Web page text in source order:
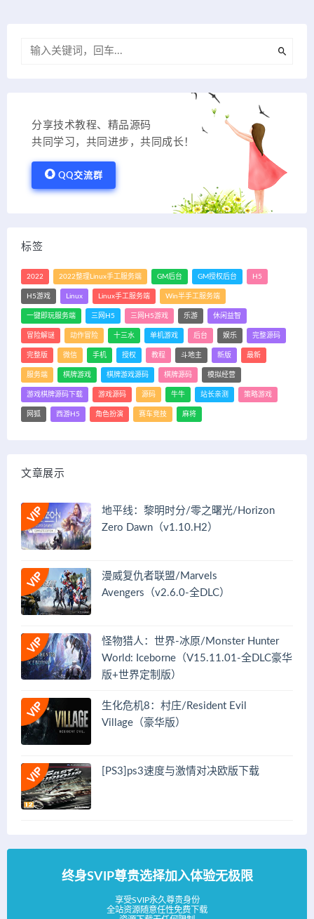
分享技术教程、精品源码
共同学习，共同进步，共同成长！
QQ交流群
标签
2022 2022整理Linux手工服务端 GM后台 GM授权后台 H5
H5游戏 Linux Linux手工服务端 Win半手工服务端
一键即玩服务端 三网H5 三网H5游戏 乐游 休闲益智
冒险解谜 动作冒险 十三水 单机游戏 后台 娱乐 完整源码
完整版 微信 手机 授权 教程 斗地主 新版 最新
服务端 棋牌游戏 棋牌游戏源码 棋牌源码 模拟经营
游戏棋牌源码下载 游戏源码 源码 牛牛 站长亲测 策略游戏
网狐 西游H5 角色扮演 赛车竞技 麻将
文章展示
地平线：黎明时分/零之曙光/Horizon
Zero Dawn（v1.10.H2）
漫威复仇者联盟/Marvels
Avengers（v2.6.0-全DLC）
怪物猎人：世界-冰原/Monster Hunter
World: Iceborne（V15.11.01-全DLC豪华
版+世界定制版）
生化危机8：村庄/Resident Evil
Village（豪华版）
[PS3]ps3速度与激情对决欧版下载
终身SVIP尊贵选择加入体验无极限
享受SVIP永久尊贵身份
全站资源随意任性免费下载